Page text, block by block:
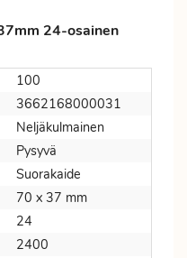
24-osainen
100
3662168000031
Neljäkulmainen
Pysyvä
Suorakaide
70 x 37 mm
24
2400